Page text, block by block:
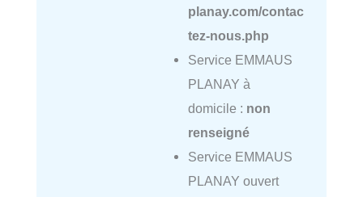
planay.com/contac
tez-nous.php
Service EMMAUS
PLANAY à
domicile : non
renseigné
Service EMMAUS
PLANAY ouvert